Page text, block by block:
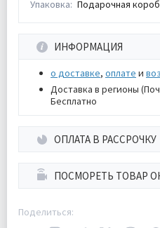
Упаковка: Подарочная
ИНФОРМАЦИЯ
о доставке, оплате и
Доставка в регионы
Бесплатно
ОПЛАТА В РАССРОЧКУ
ПОСМОРЕТЬ ТОВАР
Поделиться: